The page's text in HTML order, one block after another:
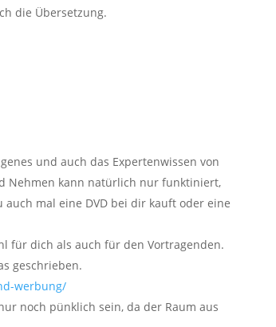
die Übersetzung.
und auch das Expertenwissen von
Nehmen kann natürlich nur funktiniert,
mal eine DVD bei dir kauft oder eine
für dich als auch für den Vortragenden.
geschrieben.
werbung/
noch pünklich sein, da der Raum aus